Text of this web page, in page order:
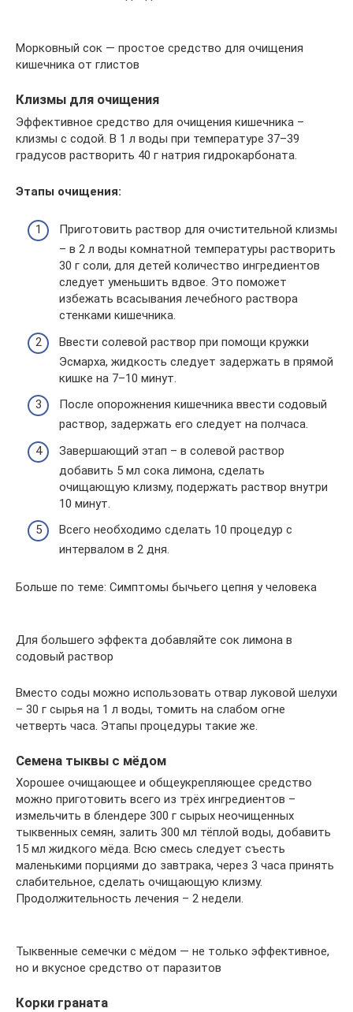
Морковный сок — простое средство для очищения
кишечника от глистов
Клизмы для очищения
Эффективное средство для очищения кишечника –
клизмы с содой. В 1 л воды при температуре 37–39
градусов растворить 40 г натрия гидрокарбоната.
Этапы очищения:
Приготовить раствор для очистительной клизмы
– в 2 л воды комнатной температуры растворить
30 г соли, для детей количество ингредиентов
следует уменьшить вдвое. Это поможет
избежать всасывания лечебного раствора
стенками кишечника.
Ввести солевой раствор при помощи кружки
Эсмарха, жидкость следует задержать в прямой
кишке на 7–10 минут.
После опорожнения кишечника ввести содовый
раствор, задержать его следует на полчаса.
Завершающий этап – в солевой раствор
добавить 5 мл сока лимона, сделать
очищающую клизму, подержать раствор внутри
10 минут.
Всего необходимо сделать 10 процедур с
интервалом в 2 дня.
Больше по теме: Симптомы бычьего цепня у человека
Для большего эффекта добавляйте сок лимона в
содовый раствор
Вместо соды можно использовать отвар луковой шелухи
– 30 г сырья на 1 л воды, томить на слабом огне
четверть часа. Этапы процедуры такие же.
Семена тыквы с мёдом
Хорошее очищающее и общеукрепляющее средство
можно приготовить всего из трёх ингредиентов –
измельчить в блендере 300 г сырых неочищенных
тыквенных семян, залить 300 мл тёплой воды, добавить
15 мл жидкого мёда. Всю смесь следует съесть
маленькими порциями до завтрака, через 3 часа принять
слабительное, сделать очищающую клизму.
Продолжительность лечения – 2 недели.
Тыквенные семечки с мёдом — не только эффективное,
но и вкусное средство от паразитов
Корки граната